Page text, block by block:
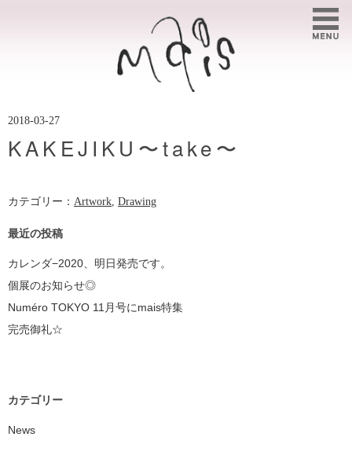
2018-03-27
KAKEJIKU〜take〜
カテゴリー： Artwork, Drawing
最近の投稿
カレンダ−2020、明日発売です。
個展のお知らせ◎
Numéro TOKYO 11月号にmais特集
完売御礼☆
カテゴリー
News